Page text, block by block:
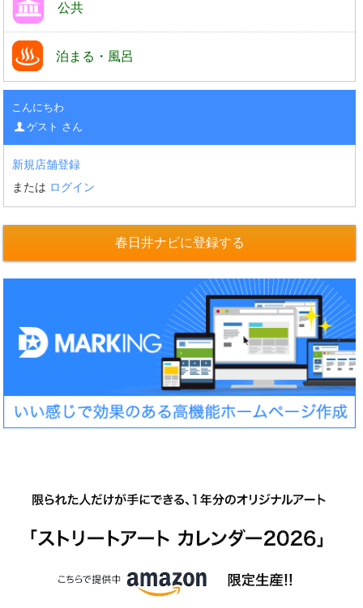
公共
泊まる・風呂
こんにちわ
ゲスト さん
新規店舗登録
または ログイン
春日井ナビに登録する